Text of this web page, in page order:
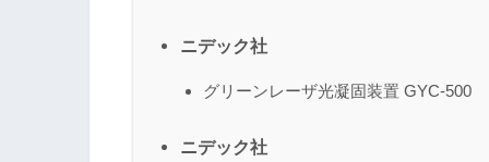
ニデック社
グリーンレーザ光凝固装置 GYC-500
ニデック社